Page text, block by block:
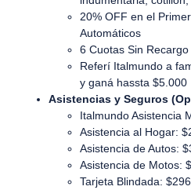
20% OFF en el
Automáticos
6 Cuotas Sin
Referí Italmundo a
y ganá hassta $5.000
Asistencias y Seguros
Italmundo Asistencia
Asistencia al Hogar:
Asistencia de Autos:
Asistencia de Motos:
Tarjeta Blindada: